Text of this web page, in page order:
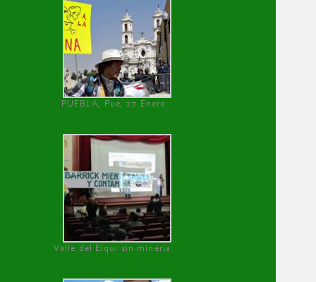
PUEBLA, Pue, 27 Enero
Valle del Elqui sin minería.